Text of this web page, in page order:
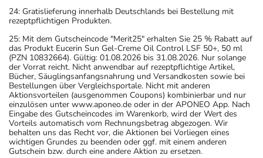
24: Gratislieferung innerhalb Deutschlands bei Bestellung mit
rezeptpflichtigen Produkten.
25: Mit dem Gutscheincode "Merit25" erhalten Sie 25 % Rabatt auf
das Produkt Eucerin Sun Gel-Creme Oil Control LSF 50+, 50 ml
(PZN 10832664). Gültig: 01.08.2026 bis 31.08.2026. Nur solange
der Vorrat reicht. Nicht anwendbar auf rezeptpflichtige Artikel,
Bücher, Säuglingsanfangsnahrung und Versandkosten sowie bei
Bestellungen über Vergleichsportale. Nicht mit anderen
Aktionsvorteilen (ausgenommen Coupons) kombinierbar und nur
einzulösen unter www.aponeo.de oder in der APONEO App. Nach
Eingabe des Gutscheincodes im Warenkorb, wird der Wert des
Vorteils automatisch vom Rechnungsbetrag abgezogen. Wir
behalten uns das Recht vor, die Aktionen bei Vorliegen eines
wichtigen Grundes zu beenden oder ggf. mit einem anderen
Gutschein bzw. durch eine andere Aktion zu ersetzen.